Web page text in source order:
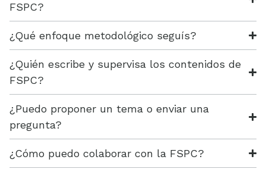
FSPC?
¿Qué enfoque metodológico seguís?
¿Quién escribe y supervisa los contenidos de
FSPC?
¿Puedo proponer un tema o enviar una
pregunta?
¿Cómo puedo colaborar con la FSPC?